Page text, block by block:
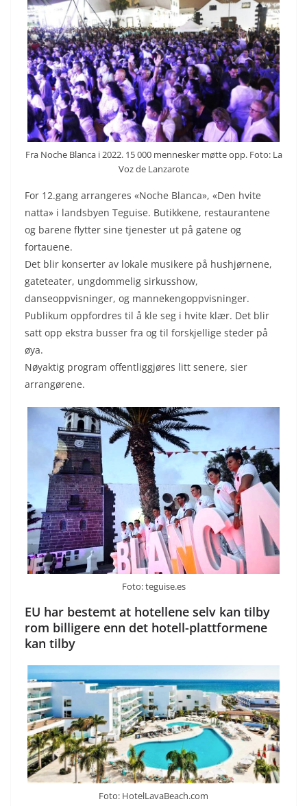
Fra Noche Blanca i 2022. 15 000 mennesker møtte opp. Foto: La
Voz de Lanzarote
For 12.gang arrangeres «Noche Blanca», «Den hvite
natta» i landsbyen Teguise. Butikkene, restaurantene
og barene flytter sine tjenester ut på gatene og
fortauene.
Det blir konserter av lokale musikere på hushjørnene,
gateteater, ungdommelig sirkusshow,
danseoppvisninger, og mannekengoppvisninger.
Publikum oppfordres til å kle seg i hvite klær. Det blir
satt opp ekstra busser fra og til forskjellige steder på
øya.
Nøyaktig program offentliggjøres litt senere, sier
arrangørene.
Foto: teguise.es
EU har bestemt at hotellene selv kan tilby
rom billigere enn det hotell-plattformene
kan tilby
Foto: HotelLavaBeach.com